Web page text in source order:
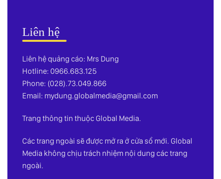
Liên hệ
Liên hệ quảng cáo: Mrs Dung
Hotline: 0966.683.125
Phone: (028).73.049.866
Email: mydung.globalmedia@gmail.com
Trang thông tin thuộc Global Media.
Các trang ngoài sẽ được mở ra ở cửa sổ mới. Global
Media không chịu trách nhiệm nội dung các trang
ngoài.